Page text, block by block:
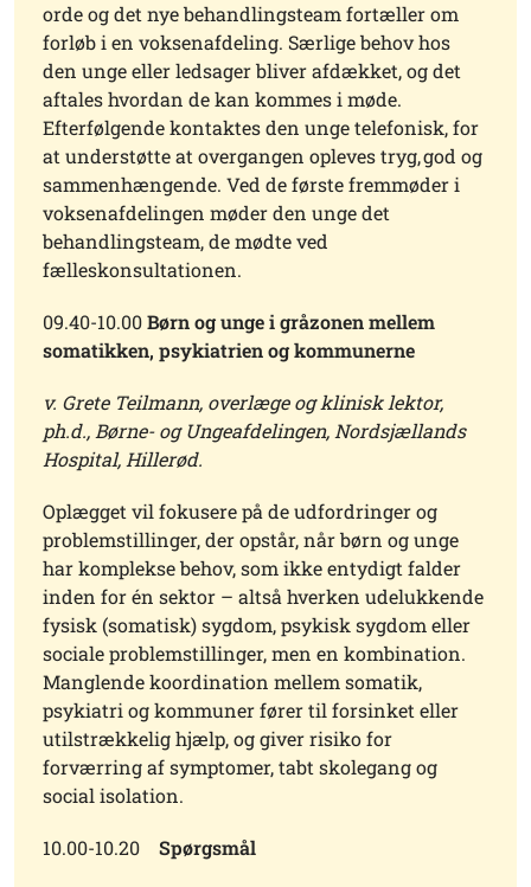
orde og det nye behandlingsteam fortæller om
forløb i en voksenafdeling. Særlige behov hos
den unge eller ledsager bliver afdækket, og det
aftales hvordan de kan kommes i møde.
Efterfølgende kontaktes den unge telefonisk, for
at understøtte at overgangen opleves tryg, god og
sammenhængende. Ved de første fremmøder i
voksenafdelingen møder den unge det
behandlingsteam, de mødte ved
fælleskonsultationen.
09.40-10.00Børn og unge i gråzonen mellem
somatikken, psykiatrien og kommunerne
v. Grete Teilmann, overlæge og klinisk lektor,
ph.d., Børne- og Ungeafdelingen, Nordsjællands
Hospital, Hillerød.
Oplægget vil fokusere på de udfordringer og
problemstillinger, der opstår, når børn og unge
har komplekse behov, som ikke entydigt falder
inden for én sektor – altså hverken udelukkende
fysisk (somatisk) sygdom, psykisk sygdom eller
sociale problemstillinger, men en kombination.
Manglende koordination mellem somatik,
psykiatri og kommuner fører til forsinket eller
utilstrækkelig hjælp, og giver risiko for
forværring af symptomer, tabt skolegang og
social isolation.
10.00-10.20 Spørgsmål